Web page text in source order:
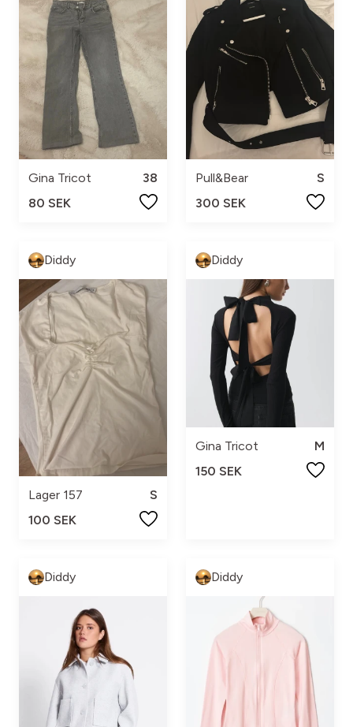
Gina Tricot
38
80 SEK
Pull&Bear
S
300 SEK
Diddy
Lager 157
S
100 SEK
Diddy
Gina Tricot
M
150 SEK
Diddy Diddy